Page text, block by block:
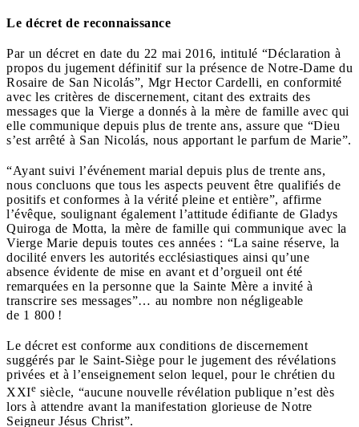
Le décret de reconnaissance
Par un décret en date du 22 mai 2016, intitulé “Déclaration à
propos du jugement définitif sur la présence de Notre-Dame du
Rosaire de San Nicolás”, Mgr Hector Cardelli, en conformité
avec les critères de discernement, citant des extraits des
messages que la Vierge a donnés à la mère de famille avec qui
elle communique depuis plus de trente ans, assure que “Dieu
s’est arrêté à San Nicolás, nous apportant le parfum de Marie”.
“Ayant suivi l’événement marial depuis plus de trente ans,
nous concluons que tous les aspects peuvent être qualifiés de
positifs et conformes à la vérité pleine et entière”, affirme
l’évêque, soulignant également l’attitude édifiante de Gladys
Quiroga de Motta, la mère de famille qui communique avec la
Vierge Marie depuis toutes ces années : “La saine réserve, la
docilité envers les autorités ecclésiastiques ainsi qu’une
absence évidente de mise en avant et d’orgueil ont été
remarquées en la personne que la Sainte Mère a invité à
transcrire ses messages”… au nombre non négligeable
de 1 800 !
Le décret est conforme aux conditions de discernement
suggérés par le Saint-Siège pour le jugement des révélations
privées et à l’enseignement selon lequel, pour le chrétien du
XXIe siècle, “aucune nouvelle révélation publique n’est dès
lors à attendre avant la manifestation glorieuse de Notre
Seigneur Jésus Christ”.